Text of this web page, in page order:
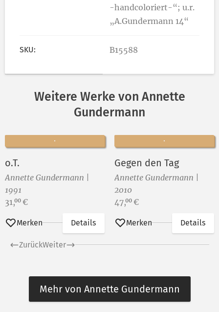
-handcoloriert-“; u.r.
„A.Gundermann 14“
SKU: B15588
Weitere Werke von Annette
Gundermann
o.T.
Annette Gundermann |
1991
Preis:
31,00 €
Merken Details
Gegen den Tag
Annette Gundermann |
2010
Preis:
47,00 €
Merken Details
ZurückWeiter
Mehr von Annette Gundermann